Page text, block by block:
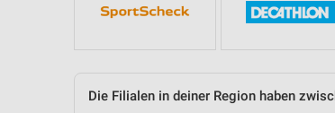
Die Filialen in deiner Region haben